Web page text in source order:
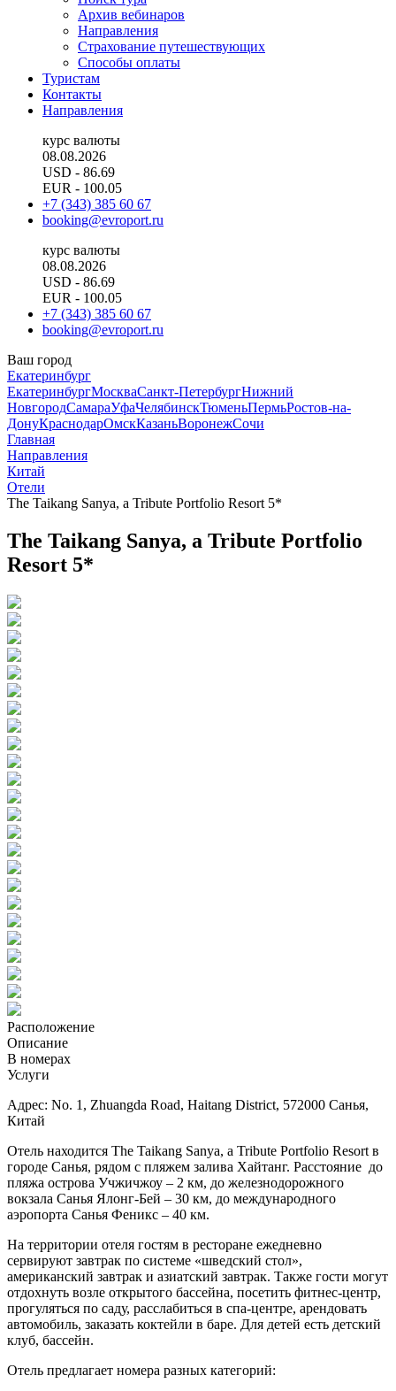
Архив вебинаров
Направления
Страхование путешествующих
Способы оплаты
Туристам
Контакты
Направления
курс валюты
08.08.2026
USD - 86.69
EUR - 100.05
+7 (343) 385 60 67
booking@evroport.ru
курс валюты
08.08.2026
USD - 86.69
EUR - 100.05
+7 (343) 385 60 67
booking@evroport.ru
Ваш город
Екатеринбург
ЕкатеринбургМоскваСанкт-ПетербургНижний
НовгородСамараУфаЧелябинскТюменьПермьРостов-на-
ДонуКраснодарОмскКазаньВоронежСочи
Главная
Направления
Китай
Отели
The Taikang Sanya, a Tribute Portfolio Resort 5*
The Taikang Sanya, a Tribute Portfolio
Resort 5*
Расположение
Описание
В номерах
Услуги
Адрес: No. 1, Zhuangda Road, Haitang District, 572000 Санья,
Китай
Отель находится The Taikang Sanya, a Tribute Portfolio Resort в
городе Санья, рядом с пляжем залива Хайтанг. Расстояние до
пляжа острова Учжичжоу – 2 км, до железнодорожного
вокзала Санья Ялонг-Бей – 30 км, до международного
аэропорта Санья Феникс – 40 км.
На территории отеля гостям в ресторане ежедневно
сервируют завтрак по системе «шведский стол»,
американский завтрак и азиатский завтрак. Также гости могут
отдохнуть возле открытого бассейна, посетить фитнес-центр,
прогуляться по саду, расслабиться в спа-центре, арендовать
автомобиль, заказать коктейли в баре. Для детей есть детский
клуб, бассейн.
Отель предлагает номера разных категорий: